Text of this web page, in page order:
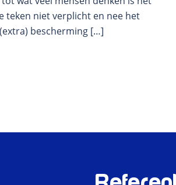
teken niet verplicht en nee het
bescherming […]